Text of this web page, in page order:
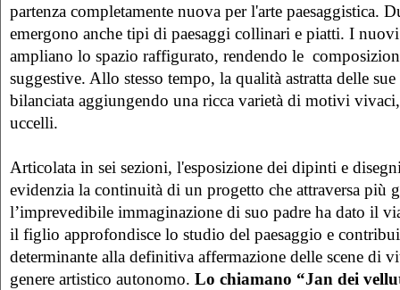
partenza completamente nuova per l'arte paesaggistica.
emergono anche tipi di paesaggi collinari e piatti. I
ampliano lo spazio raffigurato, rendendo le
suggestive. Allo stesso tempo, la qualità astratta delle
bilanciata aggiungendo una ricca varietà di motivi
uccelli.
Articolata in sei sezioni, l'esposizione dei dipinti e
evidenzia la continuità di un progetto che attraversa più
l’imprevedibile immaginazione di suo padre ha dato il
il figlio approfondisce lo studio del paesaggio e
determinante alla definitiva affermazione delle scene di
genere artistico autonomo. Lo chiamano “Jan dei